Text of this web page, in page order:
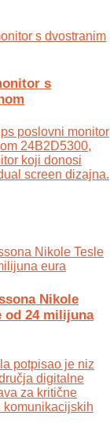
s
poslovni monitor
24B2D5300,
koji donosi
screen dizajna.
Nikole
od 24 milijuna
potpisao je niz
digitalne
za kritične
komunikacijskih